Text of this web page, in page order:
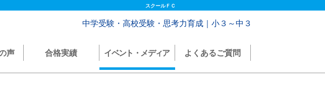
スクールＦＣ
中学受験・高校受験・思考力育成｜小３～中３
声 合格実績 イベント・メディア よくあるご質問